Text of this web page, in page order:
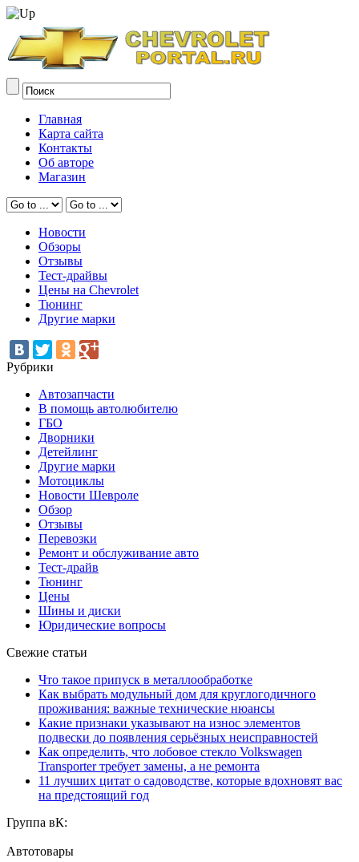
Главная
Карта сайта
Контакты
Об авторе
Магазин
Новости
Обзоры
Отзывы
Тест-драйвы
Цены на Chevrolet
Тюнинг
Другие марки
Рубрики
Автозапчасти
В помощь автолюбителю
ГБО
Дворники
Детейлинг
Другие марки
Мотоциклы
Новости Шевроле
Обзор
Отзывы
Перевозки
Ремонт и обслуживание авто
Тест-драйв
Тюнинг
Цены
Шины и диски
Юридические вопросы
Свежие статьи
Что такое припуск в металлообработке
Как выбрать модульный дом для круглогодичного
проживания: важные технические нюансы
Какие признаки указывают на износ элементов
подвески до появления серьёзных неисправностей
Как определить, что лобовое стекло Volkswagen
Transporter требует замены, а не ремонта
11 лучших цитат о садоводстве, которые вдохновят вас
на предстоящий год
Группа вК:
Автотовары